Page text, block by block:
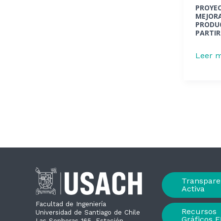
de
a
de
Leer
Facultad de Ingeniería
Universidad de Santiago de Chile
Activa
Recursos